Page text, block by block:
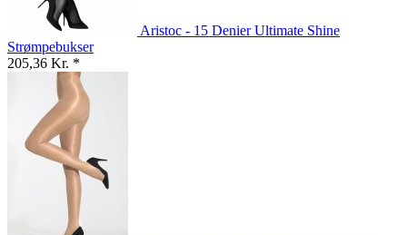
Aristoc - 15 Denier Ultimate Shine
Strømpebukser
205,36 Kr. *